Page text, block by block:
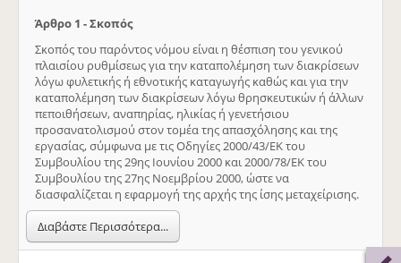
Άρθρο 1 - Σκοπός
Σκοπός του παρόντος νόμου είναι η θέσπιση του γενικού
πλαισίου ρυθμίσεως για την καταπολέμηση των διακρίσεων
λόγω φυλετικής ή εθνοτικής καταγωγής καθώς και για την
καταπολέμηση των διακρίσεων λόγω θρησκευτικών ή άλλων
πεποιθήσεων, αναπηρίας, ηλικίας ή γενετήσιου
προσανατολισμού στον τομέα της απασχόλησης και της
εργασίας, σύμφωνα με τις Οδηγίες 2000/43/ΕΚ του
Συμβουλίου της 29ης Ιουνίου 2000 και 2000/78/ΕΚ του
Συμβουλίου της 27ης Νοεμβρίου 2000, ώστε να
διασφαλίζεται η εφαρμογή της αρχής της ίσης μεταχείρισης.
Διαβάστε Περισσότερα...